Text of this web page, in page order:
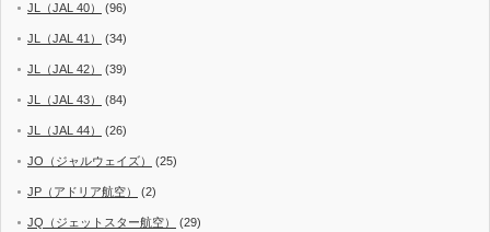
JL（JAL 40） (96)
JL（JAL 41） (34)
JL（JAL 42） (39)
JL（JAL 43） (84)
JL（JAL 44） (26)
JO（ジャルウェイズ） (25)
JP（アドリア航空） (2)
JQ（ジェットスター航空） (29)